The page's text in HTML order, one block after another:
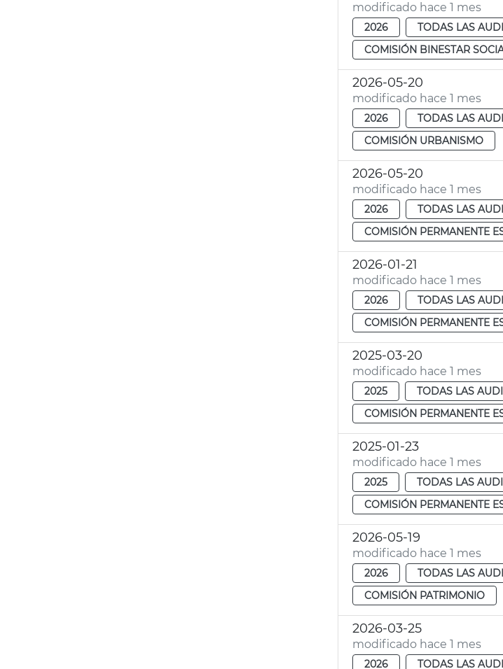
modificado hace 1 mes
2026 TODAS LAS
COMISIÓN BINESTAR
2026-05-20
modificado hace 1 mes
2026 TODAS LAS
COMISIÓN URBANISMO
2026-05-20
modificado hace 1 mes
2026 TODAS LAS
COMISIÓN PERMANENTE
2026-01-21
modificado hace 1 mes
2026 TODAS LAS
COMISIÓN PERMANENTE
2025-03-20
modificado hace 1 mes
2025 TODAS LAS
COMISIÓN PERMANENTE
2025-01-23
modificado hace 1 mes
2025 TODAS LAS
COMISIÓN PERMANENTE
2026-05-19
modificado hace 1 mes
2026 TODAS LAS
COMISIÓN PATRIMONIO
2026-03-25
modificado hace 1 mes
2026 TODAS LAS